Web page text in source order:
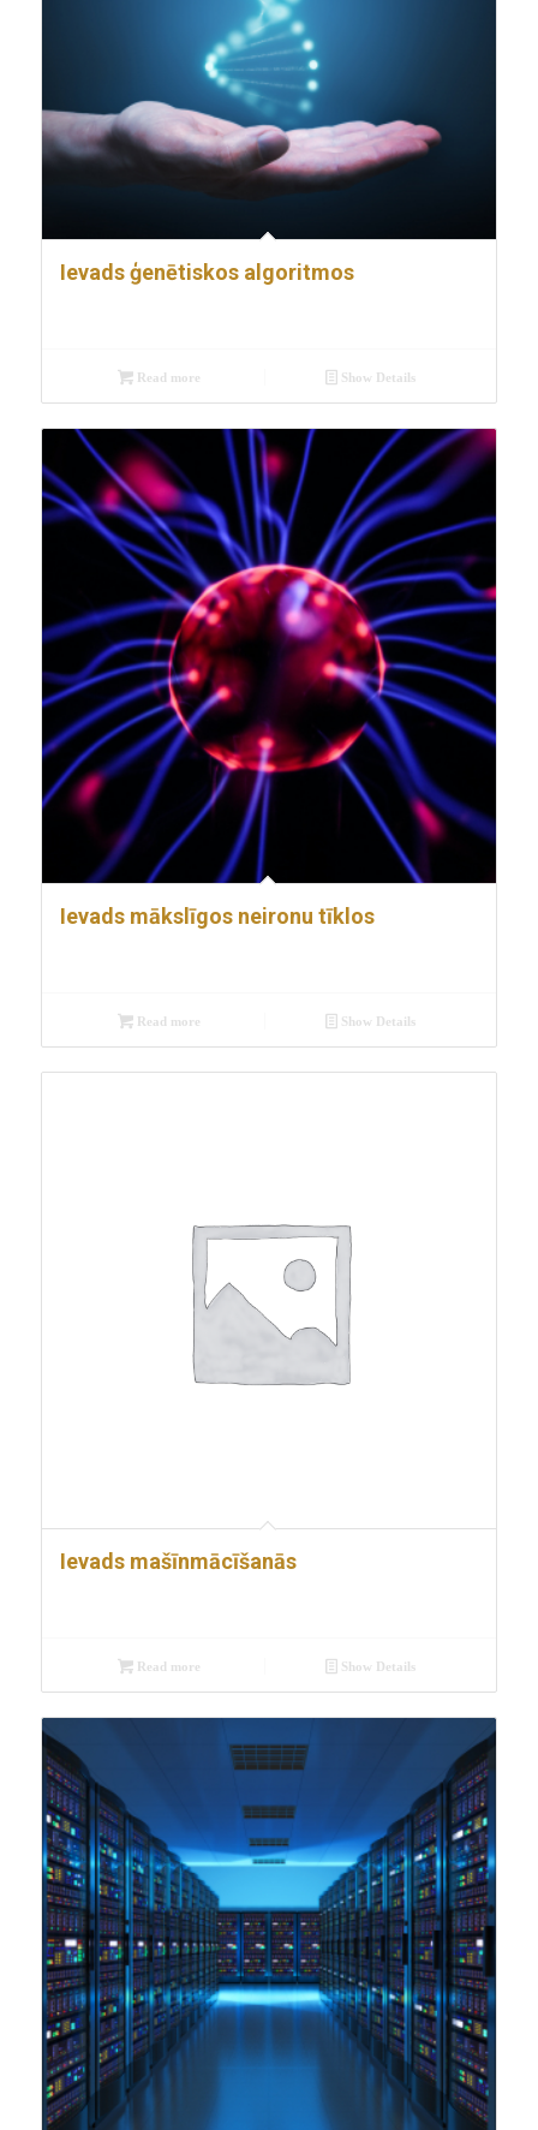
Ievads ģenētiskos algoritmos
Read more Show Details
Ievads mākslīgos neironu tīklos
Read more Show Details
Ievads mašīnmācīšanās
Read more Show Details